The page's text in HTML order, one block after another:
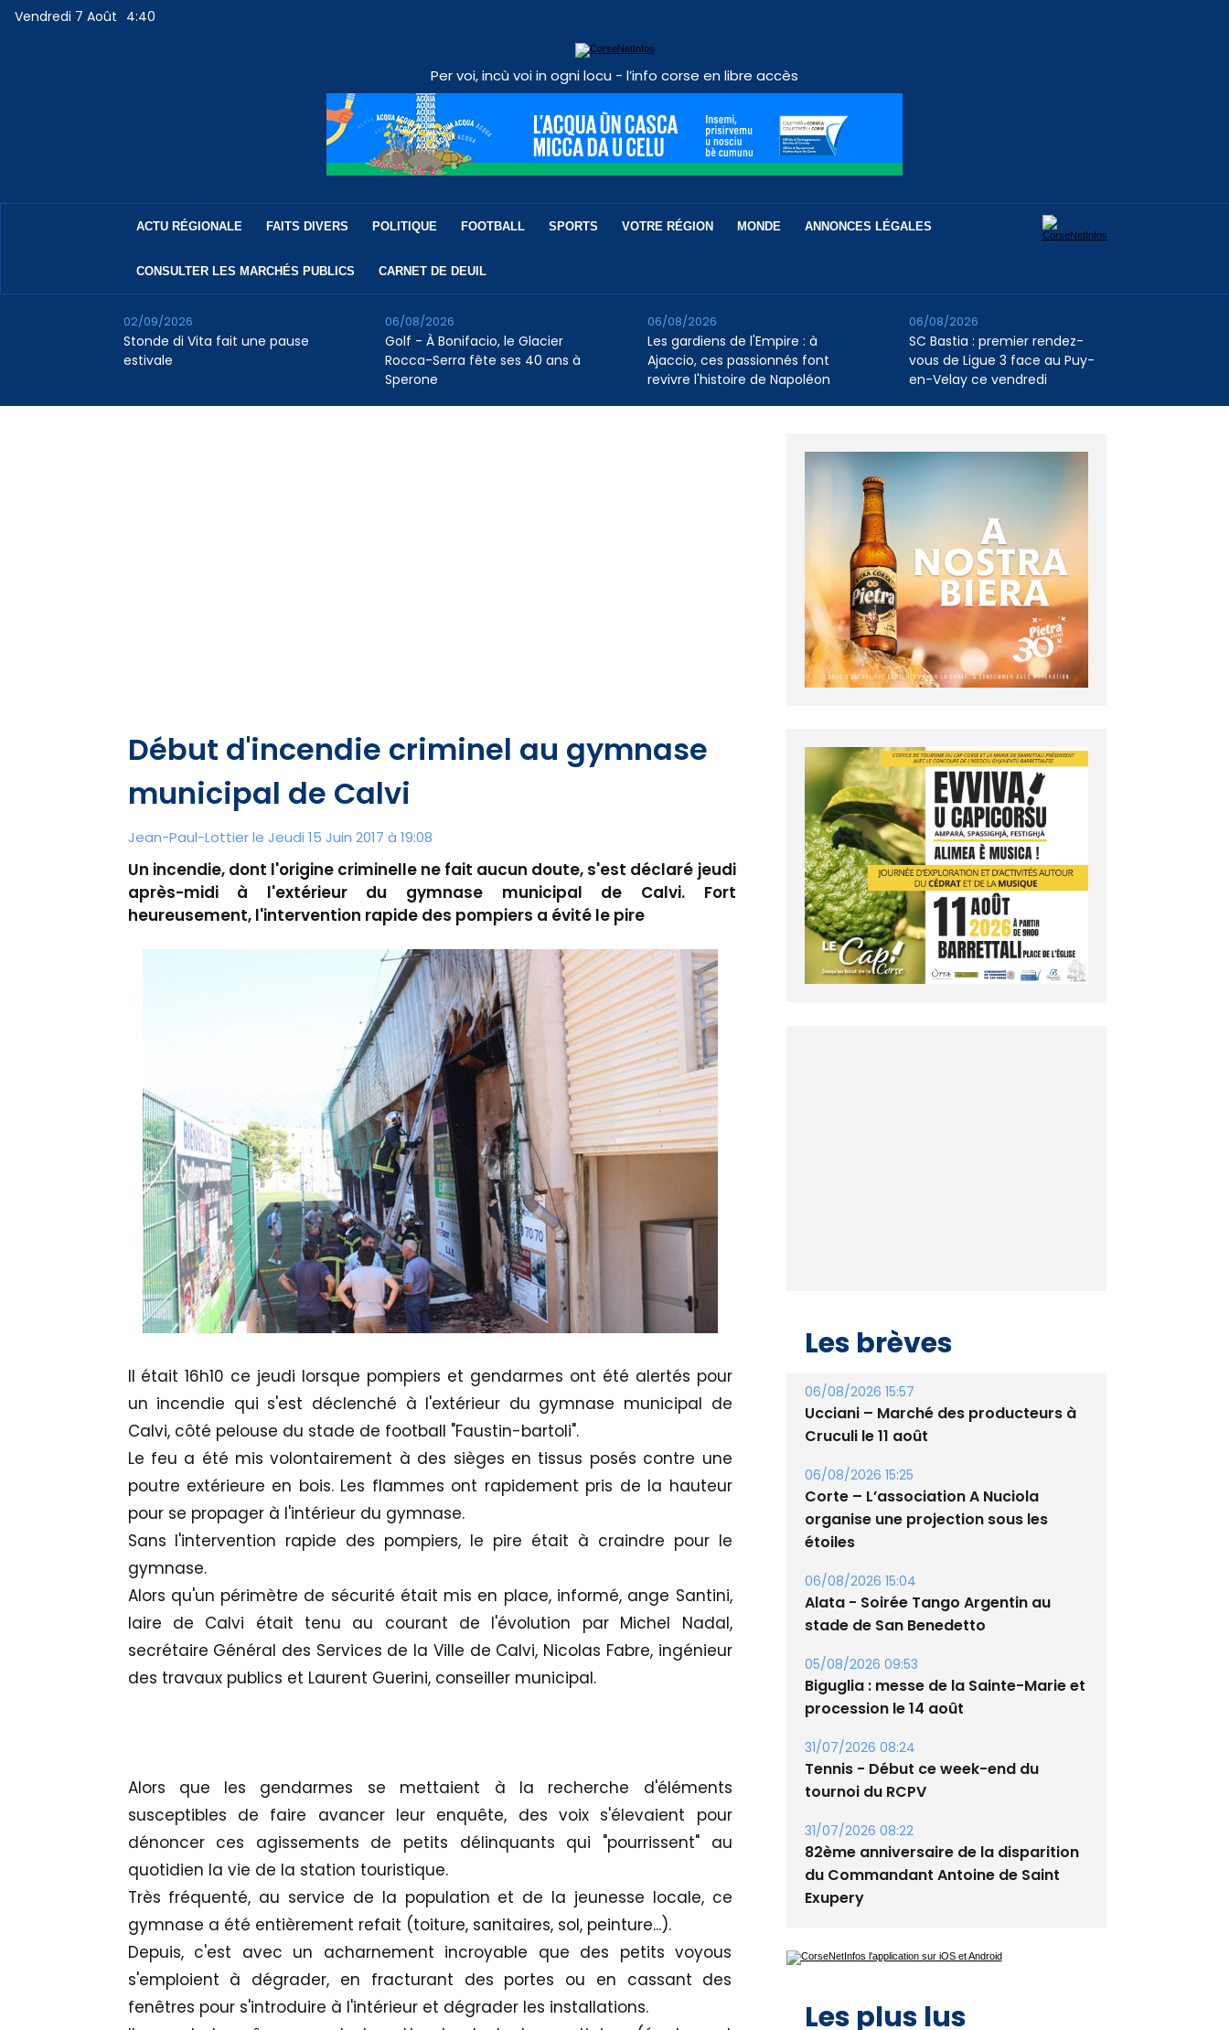
Vendredi 7 Août 4:40
Per voi, incù voi in ogni locu - l’info corse en libre accès
ACTU RÉGIONALE FAITS DIVERS POLITIQUE FOOTBALL SPORTS VOTRE RÉGION MONDE ANNONCES LÉGALES
CONSULTER LES MARCHÉS PUBLICS CARNET DE DEUIL
Stonde di Vita fait une pause
estivale
02/09/2026
Golf - À Bonifacio, le Glacier
Rocca-Serra fête ses 40 ans à
Sperone
06/08/2026
Les gardiens de l'Empire : à
Ajaccio, ces passionnés font
revivre l'histoire de Napoléon
06/08/2026
SC Bastia : premier rendez-
vous de Ligue 3 face au Puy-
en-Velay ce vendredi
06/08/2026
Début d'incendie criminel au gymnase
municipal de Calvi
Jean-Paul-Lottier le Jeudi 15 Juin 2017 à 19:08
Un incendie, dont l'origine criminelle ne fait aucun doute, s'est déclaré jeudi
après-midi à l'extérieur du gymnase municipal de Calvi. Fort
heureusement, l'intervention rapide des pompiers a évité le pire
Il était 16h10 ce jeudi lorsque pompiers et gendarmes ont été alertés pour
un incendie qui s'est déclenché à l'extérieur du gymnase municipal de
Calvi, côté pelouse du stade de football "Faustin-bartoli".
Le feu a été mis volontairement à des sièges en tissus posés contre une
poutre extérieure en bois. Les flammes ont rapidement pris de la hauteur
pour se propager à l'intérieur du gymnase.
Sans l'intervention rapide des pompiers, le pire était à craindre pour le
gymnase.
Alors qu'un périmètre de sécurité était mis en place, informé, ange Santini,
laire de Calvi était tenu au courant de l'évolution par Michel Nadal,
secrétaire Général des Services de la Ville de Calvi, Nicolas Fabre, ingénieur
des travaux publics et Laurent Guerini, conseiller municipal.
Alors que les gendarmes se mettaient à la recherche d'éléments
susceptibles de faire avancer leur enquête, des voix s'élevaient pour
dénoncer ces agissements de petits délinquants qui "pourrissent" au
quotidien la vie de la station touristique.
Très fréquenté, au service de la population et de la jeunesse locale, ce
gymnase a été entièrement refait (toiture, sanitaires, sol, peinture...).
Depuis, c'est avec un acharnement incroyable que des petits voyous
s'emploient à dégrader, en fracturant des portes ou en cassant des
fenêtres pour s'introduire à l'intérieur et dégrader les installations.
Les brèves
06/08/2026 15:57
Ucciani – Marché des producteurs à
Cruculi le 11 août
06/08/2026 15:25
Corte – L’association A Nuciola
organise une projection sous les
étoiles
06/08/2026 15:04
Alata - Soirée Tango Argentin au
stade de San Benedetto
05/08/2026 09:53
Biguglia : messe de la Sainte-Marie et
procession le 14 août
31/07/2026 08:24
Tennis - Début ce week-end du
tournoi du RCPV
31/07/2026 08:22
82ème anniversaire de la disparition
du Commandant Antoine de Saint
Exupery
Les plus lus